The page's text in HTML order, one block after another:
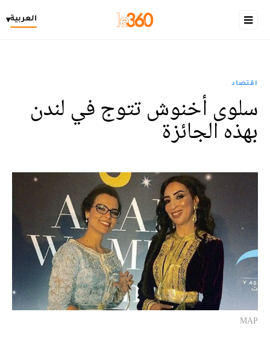
العربية▾
اقتصاد
سلوى أخنوش تتوج في لندن
بهذه الجائزة
MAP